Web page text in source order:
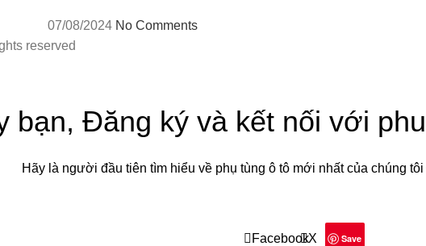
07/08/2024 No Comments
reserved
bạn, Đăng ký và kết nối với
Hãy là người đầu tiên tìm hiểu về phụ tùng ô tô mới nhất của chúng
FacebookX Save